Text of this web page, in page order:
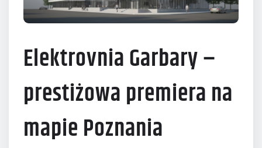
Elektrovnia Garbary –
prestiżowa premiera na
mapie Poznania